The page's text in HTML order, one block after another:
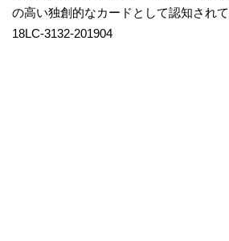
の高い独創的なカードとして認知されて
18LC-3132-201904